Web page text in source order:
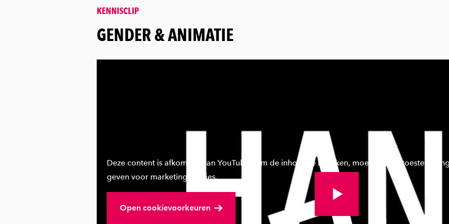
KENNISCLIP
:
GENDER & ANIMATIE
Bekijk volledige video
Deze content is afkomstig van YouTube. Om de inhoud te bekijken, moet je eerst
geven voor marketingcookies.
Open cookievoorkeuren